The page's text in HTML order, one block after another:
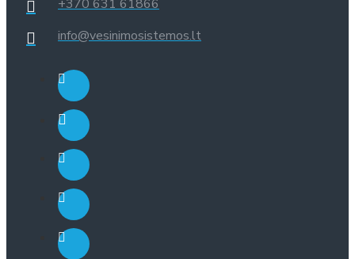
+370 631 61866
info@vesinimosistemos.lt